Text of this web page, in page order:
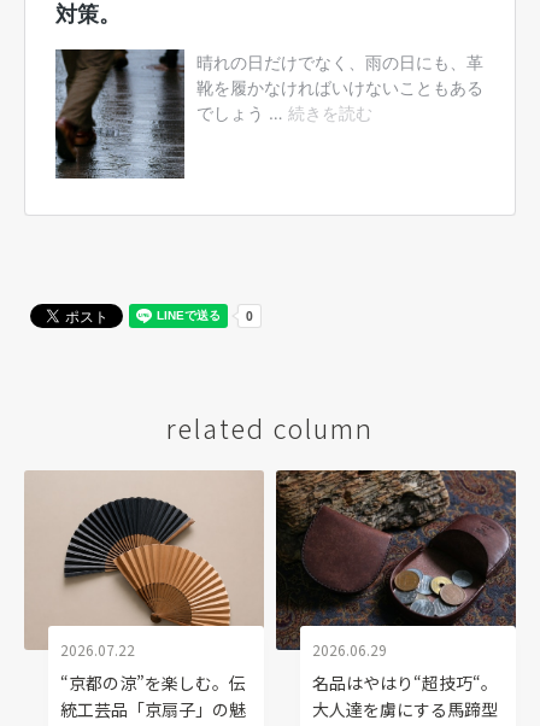
related column
2026.07.22
“京都の涼”を楽しむ。伝
統工芸品「京扇子」の魅
2026.06.29
名品はやはり“超技巧“。
大人達を虜にする馬蹄型